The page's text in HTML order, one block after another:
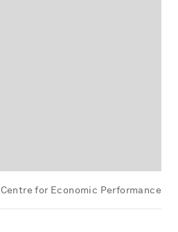
Centre for Economic Performance